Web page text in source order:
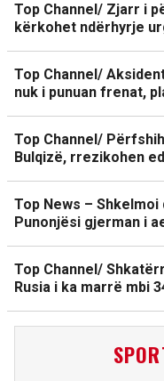
Top Channel/ Zjarr i
kërkohet ndërhyrje
Top Channel/
nuk i punuan frenat,
Top Channel/
Bulqizë, rrezikohen
Top News –
Punonjësi gjerman i
Top Channel/
Rusia i ka marrë mbi